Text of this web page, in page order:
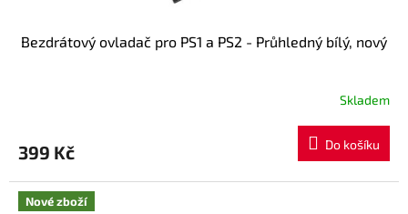
Bezdrátový ovladač pro PS1 a PS2 - Průhledný bílý, nový
je
z
Skladem
399 Kč Do košíku
Nové zboží